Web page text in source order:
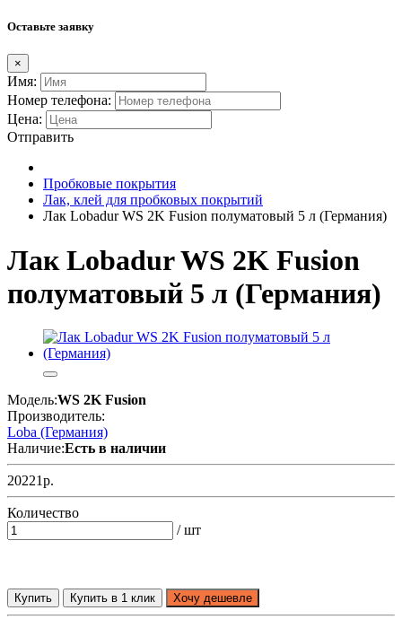
Оставьте заявку
×
Имя:
Номер телефона:
Цена:
Отправить
Пробковые покрытия
Лак, клей для пробковых покрытий
Лак Lobadur WS 2K Fusion полуматовый 5 л (Германия)
Лак Lobadur WS 2K Fusion
полуматовый 5 л (Германия)
Модель:WS 2K Fusion
Производитель:
Loba (Германия)
Наличие:Есть в наличии
20221р.
Количество
/ шт
Купить Купить в 1 клик Хочу дешевле